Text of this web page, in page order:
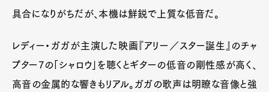
具合になりがちだが、本機は鮮鋭で上質な低音だ。
レディー・ガガが主演した映画『アリー／スター誕生』のチャ
プター7の「シャロウ」を聴くとギターの低音の剛性感が高く、
高音の金属的な響きもリアル。ガガの歌声は明瞭な音像と強